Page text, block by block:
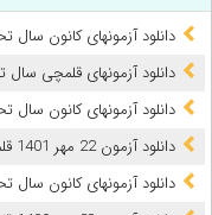
دانلود آزمونهای کانون سال تحصیلی
دانلود آزمونهای قلمچی سال
دانلود آزمونهای کانون سال تحصیلی
دانلود آزمون 22 مهر 1401 قلمچی
دانلود آزمونهای کانون سال تحصیلی